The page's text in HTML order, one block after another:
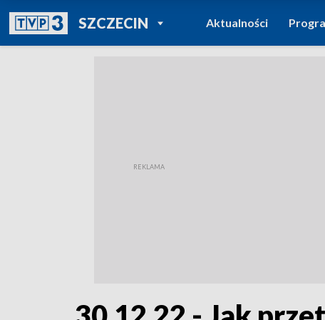
SZCZECINPOWRÓT DO
TVP REGIONY
Aktualności